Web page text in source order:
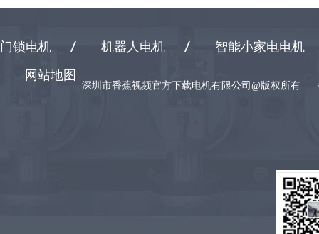
门锁电机 机器人电机
智能小家电电机
网站地图
深圳市香蕉视频官方下载电机有限公司@版权所有